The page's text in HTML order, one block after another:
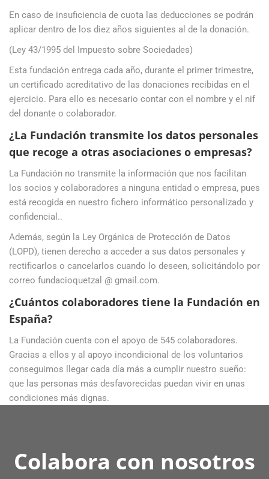
En caso de insuficiencia de cuota las deducciones se podrán
aplicar dentro de los diez años siguientes al de la donación.
(Ley 43/1995 del Impuesto sobre Sociedades)
Esta fundación entrega cada año, durante el primer trimestre,
un certificado acreditativo de las donaciones recibidas en el
ejercicio. Para ello es necesario contar con el nombre y el nif
del donante o colaborador.
¿La Fundación transmite los datos personales
que recoge a otras asociaciones o empresas?
La Fundación no transmite la información que nos facilitan
los socios y colaboradores a ninguna entidad o empresa, pues
está recogida en nuestro fichero informático personalizado y
confidencial..
Además, según la Ley Orgánica de Protección de Datos
(LOPD), tienen derecho a acceder a sus datos personales y
rectificarlos o cancelarlos cuando lo deseen, solicitándolo por
correo fundacioquetzal @ gmail.com.
¿Cuántos colaboradores tiene la Fundación en
España?
La Fundación cuenta con el apoyo de 545 colaboradores.
Gracias a ellos y al apoyo incondicional de los voluntarios
conseguimos llegar cada día más a cumplir nuestro sueño:
que las personas más desfavorecidas puedan vivir en unas
condiciones más dignas.
Colabora con nosotros